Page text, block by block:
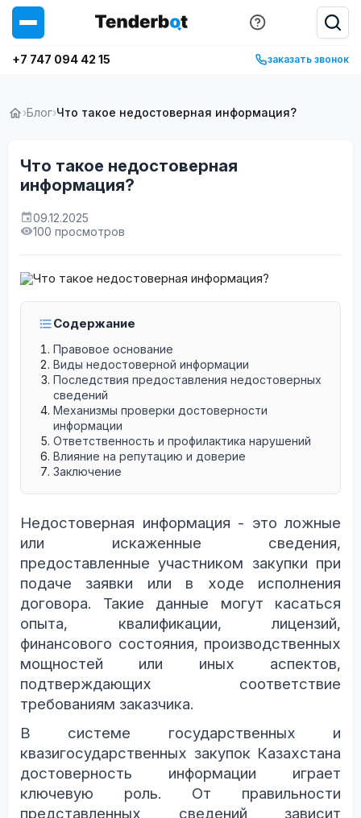
+7 747 094 42 15 заказать звонок
›Блог›Что такое недостоверная информация?
Что такое недостоверная
информация?
09.12.2025
100 просмотров
Содержание
Правовое основание
Виды недостоверной информации
Последствия предоставления недостоверных
сведений
Механизмы проверки достоверности
информации
Ответственность и профилактика нарушений
Влияние на репутацию и доверие
Заключение
Недостоверная информация - это ложные
или искаженные сведения,
предоставленные участником закупки при
подаче заявки или в ходе исполнения
договора. Такие данные могут касаться
опыта, квалификации, лицензий,
финансового состояния, производственных
мощностей или иных аспектов,
подтверждающих соответствие
требованиям заказчика.
В системе государственных и
квазигосударственных закупок Казахстана
достоверность информации играет
ключевую роль. От правильности
представленных сведений зависит